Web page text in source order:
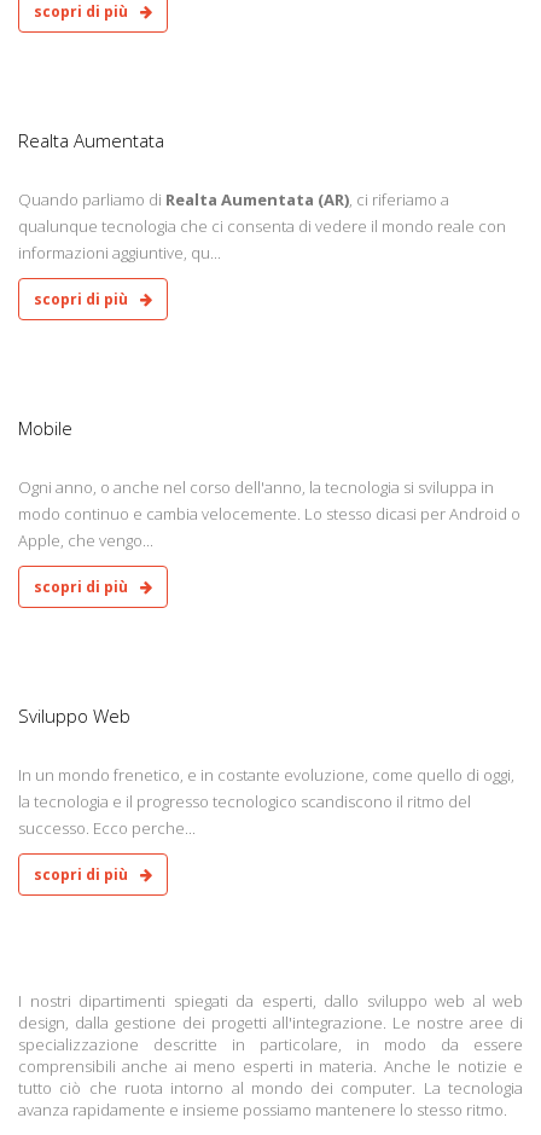
scopri di più
Realta Aumentata
Quando parliamo di Realta Aumentata (AR), ci riferiamo a
qualunque tecnologia che ci consenta di vedere il mondo reale con
informazioni aggiuntive, qu...
scopri di più
Mobile
Ogni anno, o anche nel corso dell'anno, la tecnologia si sviluppa in
modo continuo e cambia velocemente. Lo stesso dicasi per Android o
Apple, che vengo...
scopri di più
Sviluppo Web
In un mondo frenetico, e in costante evoluzione, come quello di oggi,
la tecnologia e il progresso tecnologico scandiscono il ritmo del
successo. Ecco perche...
scopri di più
I nostri dipartimenti spiegati da esperti, dallo sviluppo web al web
design, dalla gestione dei progetti all'integrazione. Le nostre aree di
specializzazione descritte in particolare, in modo da essere
comprensibili anche ai meno esperti in materia. Anche le notizie e
tutto ciò che ruota intorno al mondo dei computer. La tecnologia
avanza rapidamente e insieme possiamo mantenere lo stesso ritmo.